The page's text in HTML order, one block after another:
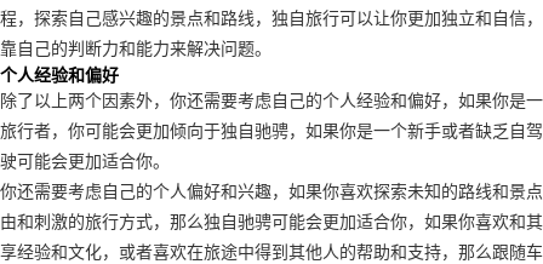
程，探索自己感兴趣的景点和路线，独自旅行可以让你更加独立和自信
靠自己的判断力和能力来解决问题。
个人经验和偏好
除了以上两个因素外，你还需要考虑自己的个人经验和偏好，如果你是
旅行者，你可能会更加倾向于独自驰骋，如果你是一个新手或者缺乏自
驶可能会更加适合你。
你还需要考虑自己的个人偏好和兴趣，如果你喜欢探索未知的路线和景
由和刺激的旅行方式，那么独自驰骋可能会更加适合你，如果你喜欢和
享经验和文化，或者喜欢在旅途中得到其他人的帮助和支持，那么跟随